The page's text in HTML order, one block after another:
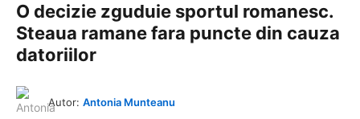
O decizie zguduie sportul romanesc.
Steaua ramane fara puncte din cauza
datoriilor
Autor: Antonia Munteanu